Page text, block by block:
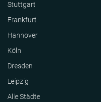
Stuttgart
Frankfurt
Hannover
Köln
Dresden
Leipzig
Alle Städte